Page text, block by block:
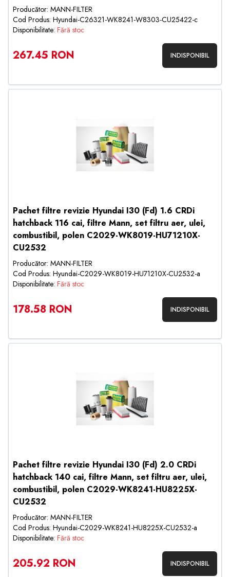
Producător: MANN-FILTER
Cod Produs: Hyundai-C26321-WK8241-W8303-CU25422-c
Disponibilitate: Fără stoc
267.45 RON INDISPONIBIL
Pachet filtre revizie Hyundai I30 (Fd) 1.6 CRDi
hatchback 116 cai, filtre Mann, set filtru aer, ulei,
combustibil, polen C2029-WK8019-HU71210X-
CU2532
Producător: MANN-FILTER
Cod Produs: Hyundai-C2029-WK8019-HU71210X-CU2532-a
Disponibilitate: Fără stoc
178.58 RON INDISPONIBIL
Pachet filtre revizie Hyundai I30 (Fd) 2.0 CRDi
hatchback 140 cai, filtre Mann, set filtru aer, ulei,
combustibil, polen C2029-WK8241-HU8225X-
CU2532
Producător: MANN-FILTER
Cod Produs: Hyundai-C2029-WK8241-HU8225X-CU2532-a
Disponibilitate: Fără stoc
205.92 RON INDISPONIBIL